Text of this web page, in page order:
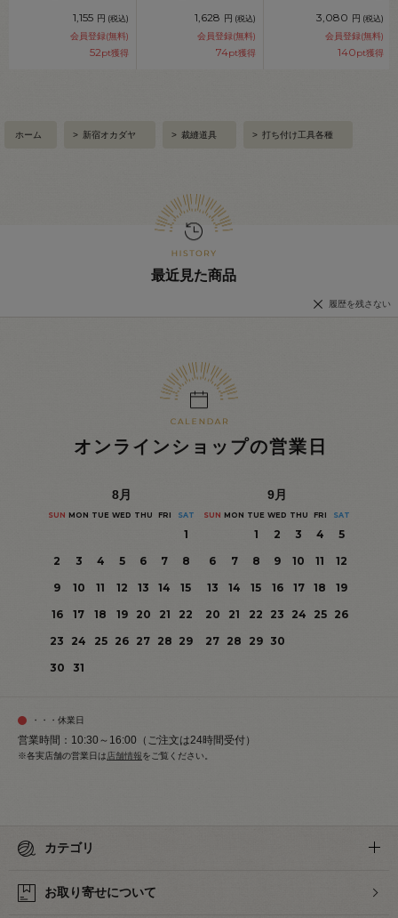
1,155 円 (税込)
会員登録(無料)
52pt獲得
1,628 円 (税込)
会員登録(無料)
74pt獲得
3,080 円 (税込)
会員登録(無料)
140pt獲得
ホーム > 新宿オカダヤ > 裁縫道具 > 打ち付け工具各種
最近見た商品
履歴を残さない
オンラインショップの営業日
8月
SUN MON TUE WED THU FRI SAT
1
2
3 4 5 6 7
8
9
10 11 12 13 14
15
16
17 18 19 20 21
22
23
24 25 26 27 28 29
30
31
9月
SUN MON TUE WED THU FRI SAT
1 2 3 4
5
6
7 8 9 10 11
12
13
14 15 16 17 18
19
20
21 22 23 24 25
26
27 28 29 30
・・・休業日
営業時間：10:30～16:00（ご注文は24時間受付）
※各実店舗の営業日は 店舗情報をご覧ください。
カテゴリ
お取り寄せについて